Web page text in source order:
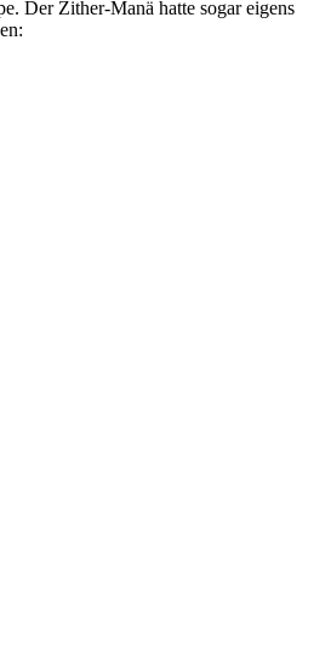
Der Zither-Manä hatte sogar eigens